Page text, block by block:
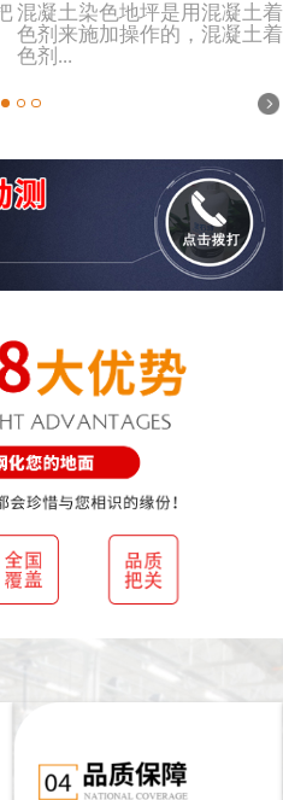
混凝土染色地坪是用混凝土着
色剂来施加操作的，混凝土着
色剂...